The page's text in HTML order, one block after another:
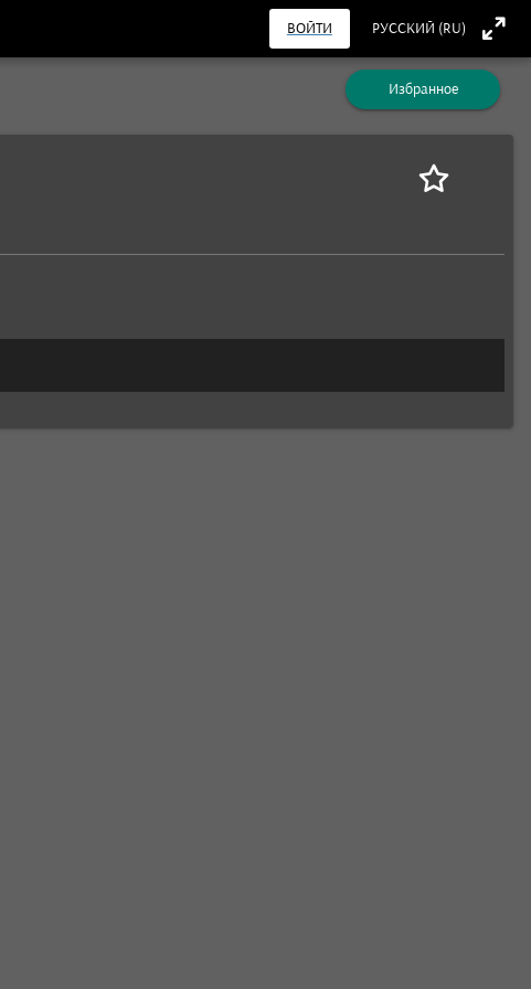
ВОЙТИ РУССКИЙ (RU)
Избранное